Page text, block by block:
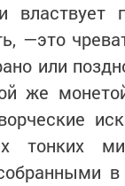
властвует
—это
или
же
тонких
в